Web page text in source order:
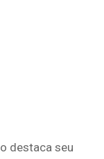
destaca seu